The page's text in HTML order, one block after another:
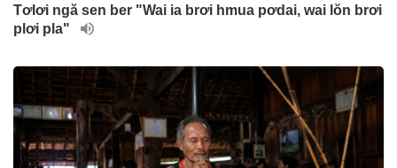
Tơlơi ngă sen ber "Wai ia brơi hmua pơdai, wai lŏn brơi
plơi pla"